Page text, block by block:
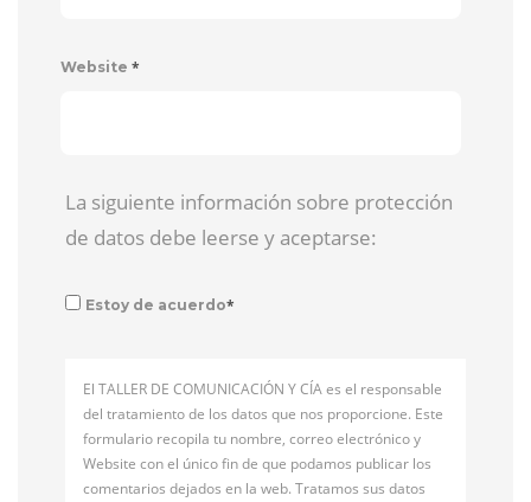
Website *
La siguiente información sobre protección
de datos debe leerse y aceptarse:
Estoy de acuerdo*
El TALLER DE COMUNICACIÓN Y CÍA es el responsable
del tratamiento de los datos que nos proporcione. Este
formulario recopila tu nombre, correo electrónico y
Website con el único fin de que podamos publicar los
comentarios dejados en la web. Tratamos sus datos